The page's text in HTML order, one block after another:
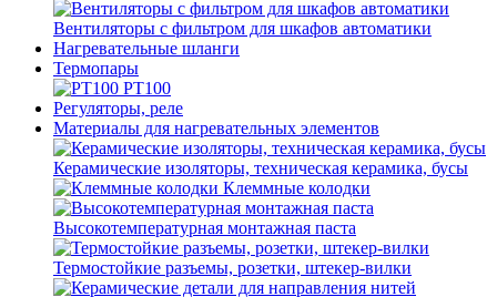
Вентиляторы с фильтром для шкафов автоматики
Нагревательные шланги
Термопары
PT100
Регуляторы, реле
Материалы для нагревательных элементов
Керамические изоляторы, техническая керамика, бусы
Клеммные колодки
Высокотемпературная монтажная паста
Термостойкие разъемы, розетки, штекер-вилки